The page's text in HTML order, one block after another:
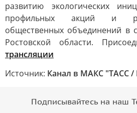
развитию экологических
профильных акций и
общественных объединений в
Ростовской области.
трансляции
Источник: Канал в МАКС "ТАСС
Подписывайтесь на наш